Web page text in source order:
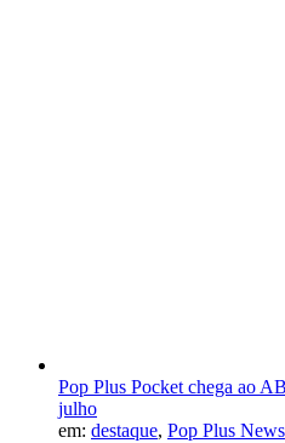
Pop Plus Pocket chega ao
julho
em: destaque, Pop Plus News